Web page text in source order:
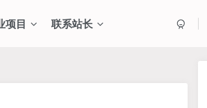
项目 联系站长